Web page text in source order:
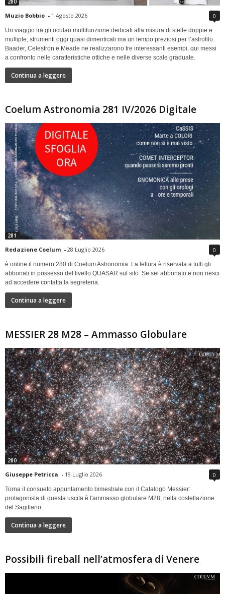
280
Muzio Bobbio - 1 Agosto 2026 0
Un viaggio tra gli oculari multifunzione dedicati alla misura di stelle doppie e
multiple, strumenti oggi quasi dimenticati ma un tempo preziosi per l’astrofilo.
Baader, Celestron e Meade ne realizzarono tre interessanti esempi, qui messi
a confronto nelle caratteristiche ottiche e nelle diverse scale graduate.
Continua a leggere
Coelum Astronomia 281 IV/2026 Digitale
281
Redazione Coelum - 28 Luglio 2026 0
è online il numero 280 di Coelum Astronomia. La lettura è riservata a tutti gli
abbonati in possesso del livello QUASAR sul sito. Se sei abbonato e non riesci
ad accedere contatta la segreteria.
Continua a leggere
MESSIER 28 M28 – Ammasso Globulare
280
Giuseppe Petricca - 19 Luglio 2026 0
Torna il consueto appuntamento bimestrale con il Catalogo Messier:
protagonista di questa uscita è l'ammasso globulare M28, nella costellazione
del Sagittario.
Continua a leggere
Possibili fireball nell’atmosfera di Venere